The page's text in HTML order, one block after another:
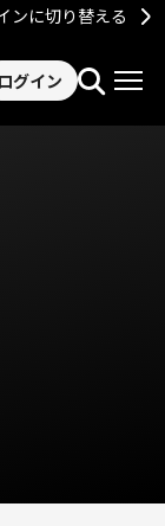
ンに切り替える
ログイン